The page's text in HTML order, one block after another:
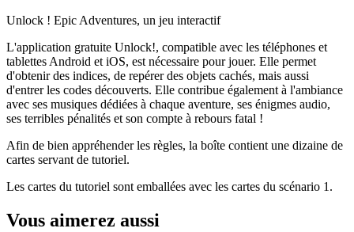
Unlock ! Epic Adventures, un jeu interactif
L'application gratuite Unlock!, compatible avec les téléphones et
tablettes Android et iOS, est nécessaire pour jouer. Elle permet
d'obtenir des indices, de repérer des objets cachés, mais aussi
d'entrer les codes découverts. Elle contribue également à l'ambiance
avec ses musiques dédiées à chaque aventure, ses énigmes audio,
ses terribles pénalités et son compte à rebours fatal !
Afin de bien appréhender les règles, la boîte contient une dizaine de
cartes servant de tutoriel.
Les cartes du tutoriel sont emballées avec les cartes du scénario 1.
Vous aimerez aussi